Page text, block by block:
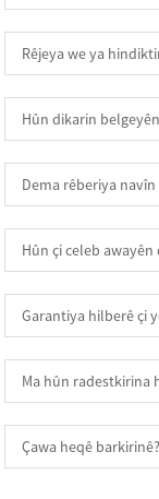
Rêjeya we ya
Hûn dikarin
Dema rêberiya navîn
Hûn çi celeb
Garantiya hilberê çi
Ma hûn radestkirina
Çawa heqê barkirinê?